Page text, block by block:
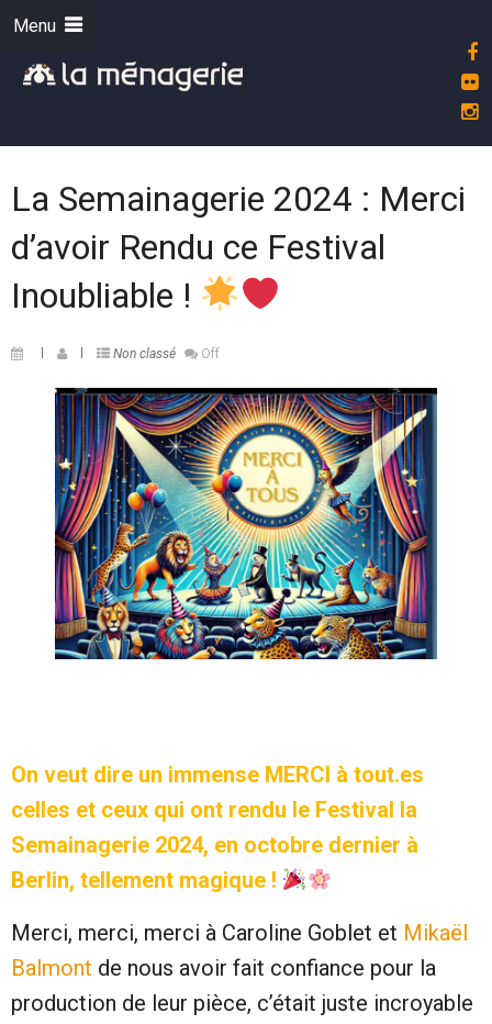
Menu
La Semainagerie 2024 : Merci
d’avoir Rendu ce Festival
Inoubliable !
Non classé Off
On veut dire un immense MERCI à tout.es
celles et ceux qui ont rendu le Festival la
Semainagerie 2024, en octobre dernier à
Berlin, tellement magique !
Merci, merci, merci à Caroline Goblet et Mikaël
Balmont de nous avoir fait confiance pour la
production de leur pièce, c’était juste incroyable